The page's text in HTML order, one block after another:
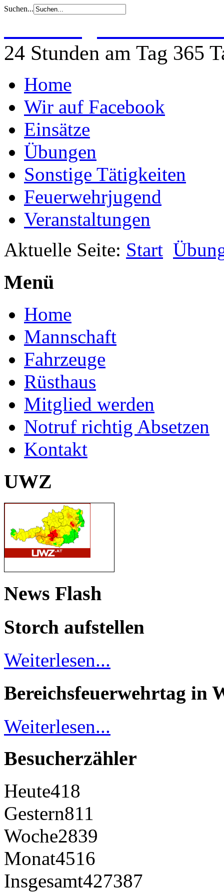
Suchen...
24 Stunden am Tag 365
Home
Wir auf Facebook
Einsätze
Übungen
Sonstige Tätigkeiten
Feuerwehrjugend
Veranstaltungen
Aktuelle Seite: Start
Menü
Home
Mannschaft
Fahrzeuge
Rüsthaus
Mitglied werden
Notruf richtig Absetzen
Kontakt
UWZ
News Flash
Storch aufstellen
Weiterlesen...
Bereichsfeuerwehrtag in
Weiterlesen...
Besucherzähler
Heute418
Gestern811
Woche2839
Monat4516
Insgesamt427387